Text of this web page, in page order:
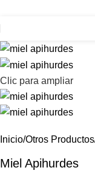
Clic para ampliar
Inicio Otros Productos
Miel Apihurdes